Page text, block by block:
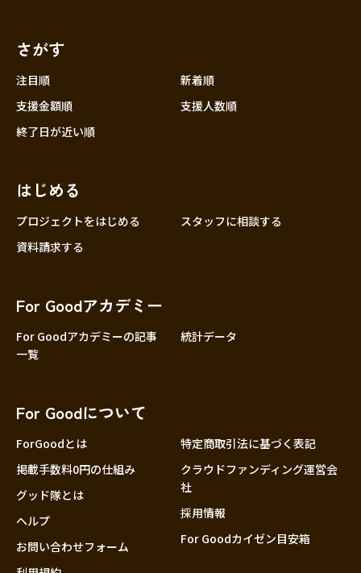
中国
大分
さがす
注目順
新着順
支援金額順
支援人数順
終了日が近い順
はじめる
プロジェクトをはじめる
スタッフに相談する
資料請求する
For Goodアカデミー
For Goodアカデミーの記事
一覧
統計データ
For Goodについて
ForGoodとは
掲載手数料0円の仕組み
グッド隊とは
ヘルプ
お問い合わせフォーム
特定商取引法に基づく表記
クラウドファンディング運営会
社
採用情報
For Goodカイゼン目安箱